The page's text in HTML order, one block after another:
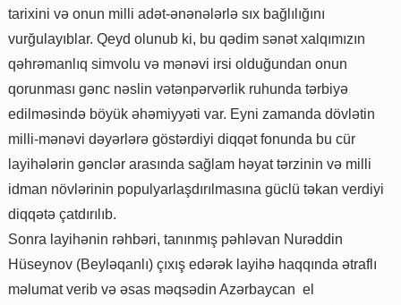
tarixini və onun milli adət-ənənələrlə sıx bağlılığını
vurğulayıblar. Qeyd olunub ki, bu qədim sənət xalqımızın
qəhrəmanlıq simvolu və mənəvi irsi olduğundan onun
qorunması gənc nəslin vətənpərvərlik ruhunda tərbiyə
edilməsində böyük əhəmiyyəti var. Eyni zamanda dövlətin
milli-mənəvi dəyərlərə göstərdiyi diqqət fonunda bu cür
layihələrin gənclər arasında sağlam həyat tərzinin və milli
idman növlərinin populyarlaşdırılmasına güclü təkan verdiyi
diqqətə çatdırılıb.
Sonra layihənin rəhbəri, tanınmış pəhləvan Nurəddin
Hüseynov (Beyləqanlı) çıxış edərək layihə haqqında ətraflı
məlumat verib və əsas məqsədin Azərbaycan el